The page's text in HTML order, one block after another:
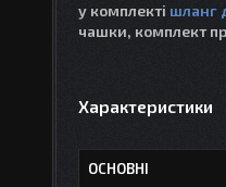
у комплекті шланг
чашки, комплект
Характеристики
ОСНОВНІ